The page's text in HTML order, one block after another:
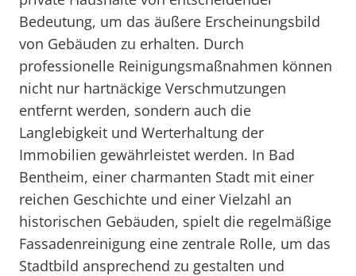
Bedeutung, um das äußere Erscheinungsbild
von Gebäuden zu erhalten. Durch
professionelle Reinigungsmaßnahmen können
nicht nur hartnäckige Verschmutzungen
entfernt werden, sondern auch die
Langlebigkeit und Werterhaltung der
Immobilien gewährleistet werden. In Bad
Bentheim, einer charmanten Stadt mit einer
reichen Geschichte und einer Vielzahl an
historischen Gebäuden, spielt die regelmäßige
Fassadenreinigung eine zentrale Rolle, um das
Stadtbild ansprechend zu gestalten und